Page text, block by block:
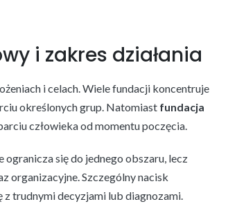
i zakres działania
i celach. Wiele fundacji koncentruje
określonych grup. Natomiast fundacja
człowieka od momentu poczęcia.
ogranicza się do jednego obszaru, lecz
organizacyjne. Szczególny nacisk
trudnymi decyzjami lub diagnozami.